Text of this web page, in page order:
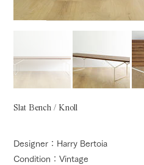
Slat Bench / Knoll
Designer：Harry Bertoia
Condition：Vintage